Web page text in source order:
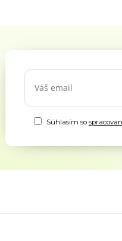
Súhlasím so